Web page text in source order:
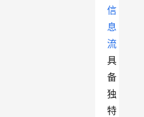
信
息
流
具
备
独
特